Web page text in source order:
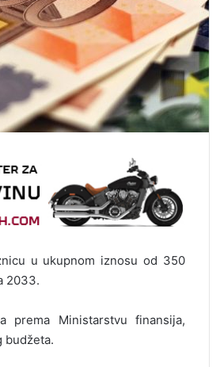
u ukupnom iznosu od 350
2033.
prema Ministarstvu finansija,
budžeta.